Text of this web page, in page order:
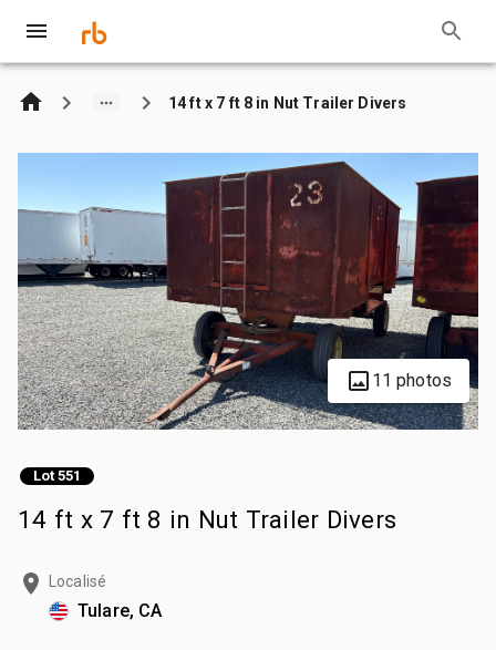
14 ft x 7 ft 8 in Nut Trailer Divers
11 photos
Lot 551
14 ft x 7 ft 8 in Nut Trailer Divers
Localisé
Tulare, CA